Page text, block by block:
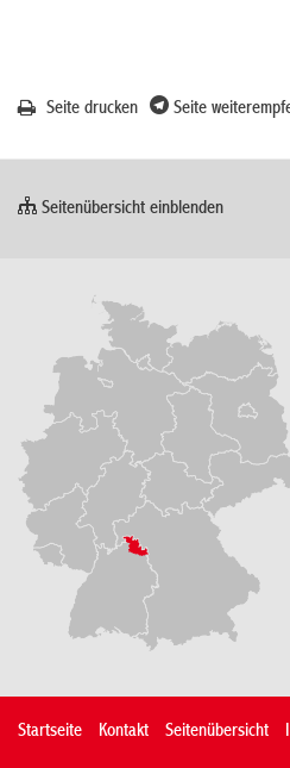
Seite drucken Seite
Seitenübersicht einblenden
Startseite Kontakt Seitenübersicht